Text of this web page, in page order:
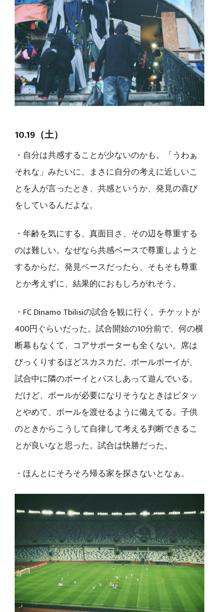
10.19（土）
・自分は共感することが少ないのかも。「うわぁ
それな」みたいに、まさに自分の考えに近しいこ
とを人が言ったとき、共感というか、発見の喜び
をしているんだよな。
・年齢を気にする、真面目さ、その辺を尊重する
のは難しい。なぜなら共感ベースで尊重しようと
するからだ。発見ベースだったら、そもそも尊重
とか考えずに、結果的におもしろがれそう。
・FC Dinamo Tbilisiの試合を観に行く。チケットが
400円ぐらいだった。試合開始の10分前で、何の横
断幕もなくて、コアサポーターも全くない。席は
びっくりするほどスカスカだ。ボールボーイが、
試合中に隣のボーイとパスしあって遊んでいる。
だけど、ボールが必要になりそうなときはピタッ
とやめて、ボールを渡せるように備えてる。子供
のときからこうして自律して考える判断できるこ
とが良いなと思った。試合は快勝だった。
・ほんとにそろそろ帰る家を探さないとなぁ。